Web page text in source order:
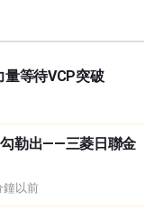
等待VCP突破
勒出——三菱日聯金
鐘以前